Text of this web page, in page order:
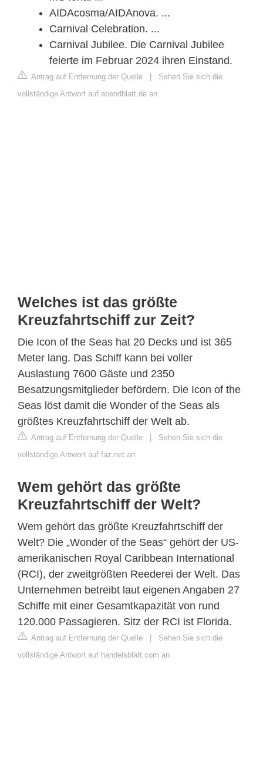
AIDAcosma/AIDAnova. ...
Carnival Celebration. ...
Carnival Jubilee. Die Carnival Jubilee
feierte im Februar 2024 ihren Einstand.
Antrag auf Entfernung der Quelle
Sehen Sie sich die
vollständige Antwort auf abendblatt.de an
Welches ist das größte
Kreuzfahrtschiff zur Zeit?
Die Icon of the Seas hat 20 Decks und ist 365
Meter lang. Das Schiff kann bei voller
Auslastung 7600 Gäste und 2350
Besatzungsmitglieder befördern. Die Icon of the
Seas löst damit die Wonder of the Seas als
größtes Kreuzfahrtschiff der Welt ab.
Antrag auf Entfernung der Quelle
Sehen Sie sich die
vollständige Antwort auf faz.net an
Wem gehört das größte
Kreuzfahrtschiff der Welt?
Wem gehört das größte Kreuzfahrtschiff der
Welt? Die „Wonder of the Seas“ gehört der US-
amerikanischen Royal Caribbean International
(RCI), der zweitgrößten Reederei der Welt. Das
Unternehmen betreibt laut eigenen Angaben 27
Schiffe mit einer Gesamtkapazität von rund
120.000 Passagieren. Sitz der RCI ist Florida.
Antrag auf Entfernung der Quelle
Sehen Sie sich die
vollständige Antwort auf handelsblatt.com an